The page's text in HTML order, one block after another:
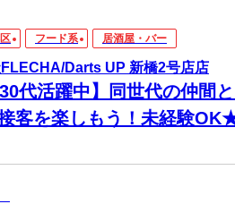
フード系 居酒屋・バー
Darts UP 新橋2号店店
30代活躍中】同世代の仲間
客を楽しもう！未経験